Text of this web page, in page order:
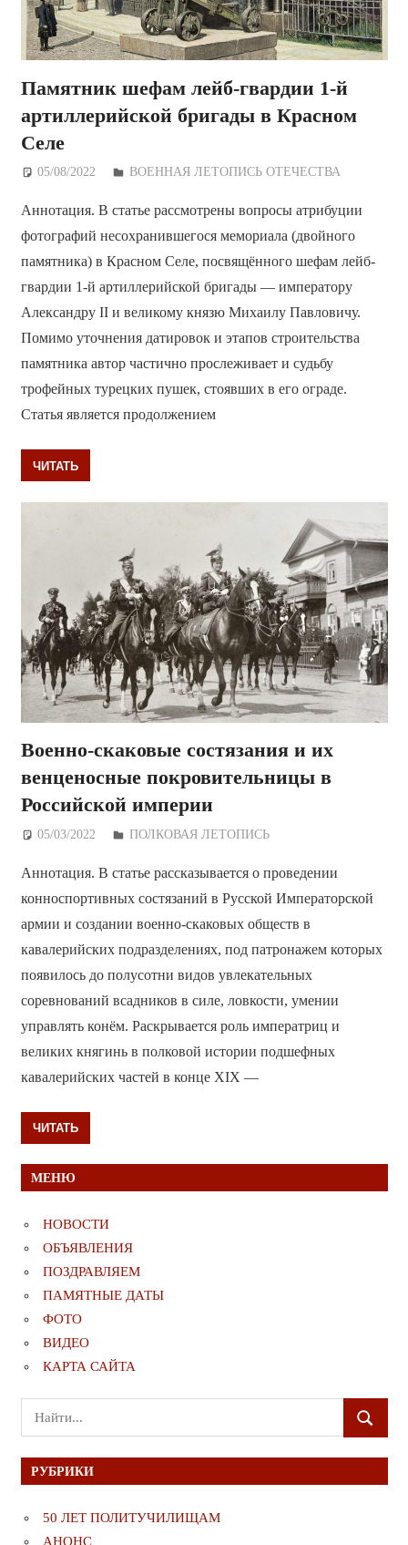
Памятник шефам лейб-гвардии 1-й
артиллерийской бригады в Красном
Селе
05/08/2022 Дежурный по Редакции
ВОЕННАЯ ЛЕТОПИСЬ ОТЕЧЕСТВА
Аннотация. В статье рассмотрены вопросы атрибуции
фотографий несохранившегося мемориала (двойного
памятника) в Красном Селе, посвящённого шефам лейб-
гвардии 1-й артиллерийской бригады — императору
Александру II и великому князю Михаилу Павловичу.
Помимо уточнения датировок и этапов строительства
памятника автор частично прослеживает и судьбу
трофейных турецких пушек, стоявших в его ограде.
Статья является продолжением
ЧИТАТЬ
Военно-скаковые состязания и их
венценосные покровительницы в
Российской империи
05/03/2022 Дежурный по Редакции
ПОЛКОВАЯ ЛЕТОПИСЬ
Аннотация. В статье рассказывается о проведении
конноспортивных состязаний в Русской Императорской
армии и создании военно-скаковых обществ в
кавалерийских подразделениях, под патронажем которых
появилось до полусотни видов увлекательных
соревнований всадников в силе, ловкости, умении
управлять конём. Раскрывается роль императриц и
великих княгинь в полковой истории подшефных
кавалерийских частей в конце XIX —
ЧИТАТЬ
МЕНЮ
НОВОСТИ
ОБЪЯВЛЕНИЯ
ПОЗДРАВЛЯЕМ
ПАМЯТНЫЕ ДАТЫ
ФОТО
ВИДЕО
КАРТА САЙТА
Поиск
для:
ПОИСК
РУБРИКИ
50 ЛЕТ ПОЛИТУЧИЛИЩАМ
АНОНС